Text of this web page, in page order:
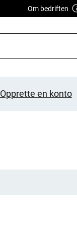
Om bedriften
Opprette en konto